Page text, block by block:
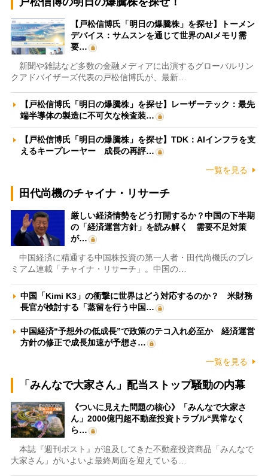
【戸松信博氏「明日の爆騰株」を探せ】トーメン
デバイス：サムスンを通じて世界のAIメモリ需
要…
新聞や雑誌など多数の金融メディアに出演するグローバルリン
クアドバイザーズ代表の戸松信博氏が、最新…
【戸松信博氏「明日の爆騰株」を探せ】レーザーテック：最先
端半導体の製造に不可欠な検査装…
【戸松信博氏「明日の爆騰株」を探せ】TDK：AIインフラを支
えるキープレーヤー 成長の再評…
一覧を見る
田代尚機のチャイナ・リサーチ
厳しい経済情勢をどう打開するか？中国の下半期
の「経済運営方針」を読み解く 需要不足対策
が…
中国経済に精通する中国株投資の第一人者・田代尚機氏のプレ
ミアム連載「チャイナ・リサーチ」。中国の…
中国「Kimi K3」の衝撃に世界はどう対応するのか？ 米財務
長官が検討する「蒸留を行う中国…
中国経済“予想外の低成長”で政策のテコ入れ必至か 経済運営
方針の修正で成長加速が予想さ…
一覧を見る
「みんなで大家さん」配当ストップ騒動の内幕
《ついに見えた問題の核心》「みんなで大家さ
ん」2000億円超不動産投資トラブル“異常なく
ら…
本誌『週刊ポスト』が追及してきた不動産投資商品「みんなで
大家さん」がいよいよ最終局面を迎えている…